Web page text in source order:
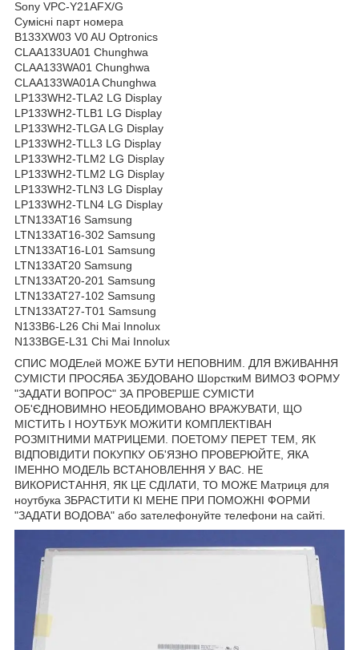
Sony VPC-Y21AFX/G
Сумісні парт номера
B133XW03 V0 AU Optronics
CLAA133UA01 Chunghwa
CLAA133WA01 Chunghwa
CLAA133WA01A Chunghwa
LP133WH2-TLA2 LG Display
LP133WH2-TLB1 LG Display
LP133WH2-TLGA LG Display
LP133WH2-TLL3 LG Display
LP133WH2-TLM2 LG Display
LP133WH2-TLM2 LG Display
LP133WH2-TLN3 LG Display
LP133WH2-TLN4 LG Display
LTN133AT16 Samsung
LTN133AT16-302 Samsung
LTN133AT16-L01 Samsung
LTN133AT20 Samsung
LTN133AT20-201 Samsung
LTN133AT27-102 Samsung
LTN133AT27-T01 Samsung
N133B6-L26 Chi Mai Innolux
N133BGE-L31 Chi Mai Innolux
СПИС МОДЕлей МОЖЕ БУТИ НЕПОВНИМ. ДЛЯ ВЖИВАННЯ
СУМІСТИ ПРОСЯБА ЗБУДОВАНО ШорсткиМ ВИМОЗ ФОРМУ
"ЗАДАТИ ВОПРОС" ЗА ПРОВЕРШЕ СУМІСТИ
ОБ'ЄДНОВИМНО НЕОБДИМОВАНО ВРАЖУВАТИ, ЩО
МІСТИТЬ І НОУТБУК МОЖИТИ КОМПЛЕКТІВАН
РОЗМІТНИМИ МАТРИЦЕМИ. ПОЕТОМУ ПЕРЕТ ТЕМ, ЯК
ВІДПОВІДИТИ ПОКУПКУ ОБ'ЯЗНО ПРОВЕРЮЙТЕ, ЯКА
ІМЕННО МОДЕЛЬ ВСТАНОВЛЕННЯ У ВАС. НЕ
ВИКОРИСТАННЯ, ЯК ЦЕ СДІЛАТИ, ТО МОЖЕ Матриця для
ноутбука ЗБРАСТИТИ КІ МЕНЕ ПРИ ПОМОЖНІ ФОРМИ
"ЗАДАТИ ВОДОВА" або зателефонуйте телефони на сайті.